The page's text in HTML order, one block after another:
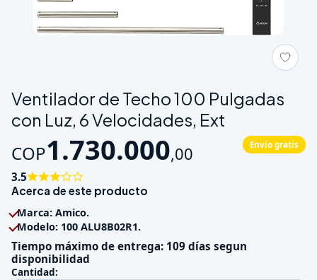
Galeria de Ventilador de Techo 100 Pulgadas con Luz, 6
Ventilador de Techo 100 Pulgadas
con Luz, 6 Velocidades, Ext
COP1.730.000,00 Envío gratis
3.5
Acerca de este producto
Marca: Amico.
Modelo: 100 ALU8B02R1.
Tiempo máximo de entrega: 109 días segun
disponibilidad
Cantidad: